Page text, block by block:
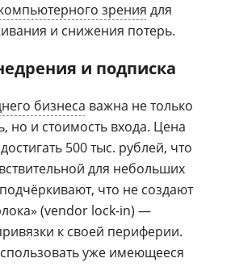
зрения для
и снижения потерь.
и подписка
бизнеса важна не только
но и стоимость входа. Цена
500 тыс. рублей, что
для небольших
что не создают
(vendor lock-in) —
к своей периферии.
уже имеющееся